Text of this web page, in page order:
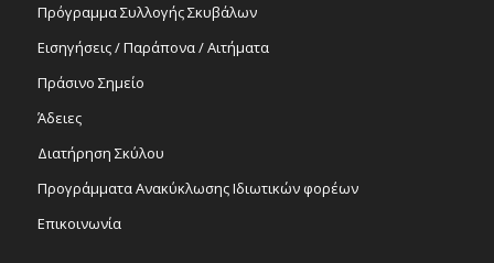
Πρόγραμμα Συλλογής Σκυβάλων
Εισηγήσεις / Παράπονα / Αιτήματα
Πράσινο Σημείο
Άδειες
Διατήρηση Σκύλου
Προγράμματα Ανακύκλωσης Ιδιωτικών φορέων
Επικοινωνία